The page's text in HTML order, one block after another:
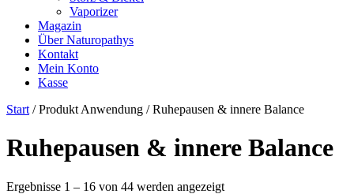
Vaporizer
Magazin
Über Naturopathys
Kontakt
Mein Konto
Kasse
Start / Produkt Anwendung / Ruhepausen & innere Balance
Ruhepausen & innere Balance
Ergebnisse 1 – 16 von 44 werden angezeigt